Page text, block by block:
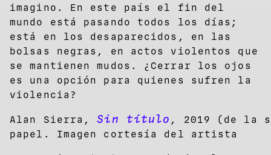
imagino. En este país el fin del
mundo está pasando todos los días;
está en los desaparecidos, en las
bolsas negras, en actos violentos que
se mantienen mudos. ¿Cerrar los ojos
es una opción para quienes sufren la
violencia?
Alan Sierra,Sin título , 2019 (de la
papel. Imagen cortesía del artista